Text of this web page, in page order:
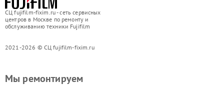
СЦ fujifilm-fixim.ru - сеть сервисных
центров в Москве по ремонту и
обслуживанию техники Fujifilm
2021-2026 © СЦ fujifilm-fixim.ru
Мы ремонтируем